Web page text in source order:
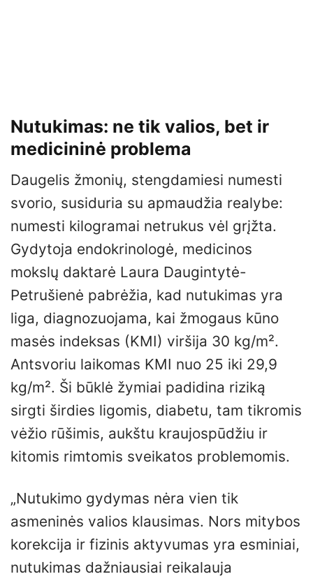
Nutukimas: ne tik valios, bet ir
medicininė problema
Daugelis žmonių, stengdamiesi numesti
svorio, susiduria su apmaudžia realybe:
numesti kilogramai netrukus vėl grįžta.
Gydytoja endokrinologė, medicinos
mokslų daktarė Laura Daugintytė-
Petrušienė pabrėžia, kad nutukimas yra
liga, diagnozuojama, kai žmogaus kūno
masės indeksas (KMI) viršija 30 kg/m².
Antsvoriu laikomas KMI nuo 25 iki 29,9
kg/m². Ši būklė žymiai padidina riziką
sirgti širdies ligomis, diabetu, tam tikromis
vėžio rūšimis, aukštu kraujospūdžiu ir
kitomis rimtomis sveikatos problemomis.
„Nutukimo gydymas nėra vien tik
asmeninės valios klausimas. Nors mitybos
korekcija ir fizinis aktyvumas yra esminiai,
nutukimas dažniausiai reikalauja